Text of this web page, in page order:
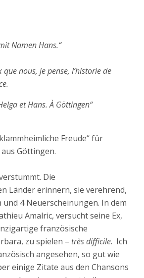
Namen Hans.“
que nous, je pense, l’historie de
et Hans. À Göttingen“
Freude“ für
Göttingen.
Die
Länder erinnern, sie verehrend,
und 4 Neuerscheinungen. In dem
Amalric, versucht seine Ex,
französische
zu spielen – très difficile. Ich
angesehen, so gut wie
einige Zitate aus den Chansons